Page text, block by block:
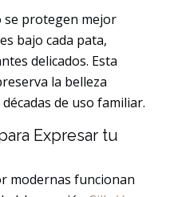
se protegen mejor
bajo cada pata,
delicados. Esta
la belleza
de uso familiar.
Expresar tu
modernas funcionan